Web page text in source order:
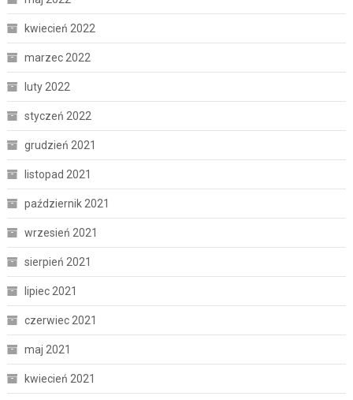
kwiecień 2022
marzec 2022
luty 2022
styczeń 2022
grudzień 2021
listopad 2021
październik 2021
wrzesień 2021
sierpień 2021
lipiec 2021
czerwiec 2021
maj 2021
kwiecień 2021